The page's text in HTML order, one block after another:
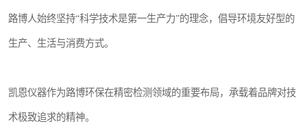
路博人始终坚持“科学技术是第一生产力”的理念，倡导环境友好型的
生产、生活与消费方式。
凯恩仪器作为路博环保在精密检测领域的重要布局，承载着品牌对技
术极致追求的精神。